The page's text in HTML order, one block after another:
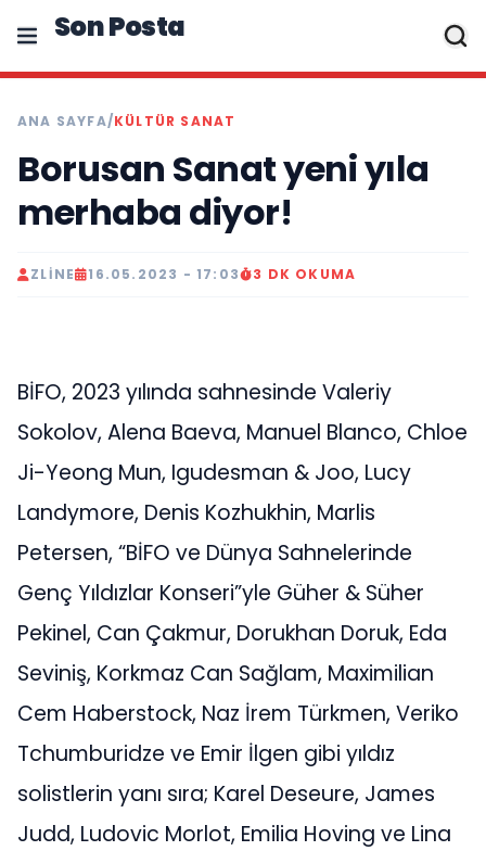
Son Posta
ANA SAYFA/KÜLTÜR SANAT
Borusan Sanat yeni yıla
merhaba diyor!
ZLINE 16.05.2023 - 17:03 3 DK OKUMA
BİFO, 2023 yılında sahnesinde Valeriy
Sokolov, Alena Baeva, Manuel Blanco, Chloe
Ji-Yeong Mun, Igudesman & Joo, Lucy
Landymore, Denis Kozhukhin, Marlis
Petersen, “BİFO ve Dünya Sahnelerinde
Genç Yıldızlar Konseri”yle Güher & Süher
Pekinel, Can Çakmur, Dorukhan Doruk, Eda
Seviniş, Korkmaz Can Sağlam, Maximilian
Cem Haberstock, Naz İrem Türkmen, Veriko
Tchumburidze ve Emir İlgen gibi yıldız
solistlerin yanı sıra; Karel Deseure, James
Judd, Ludovic Morlot, Emilia Hoving ve Lina